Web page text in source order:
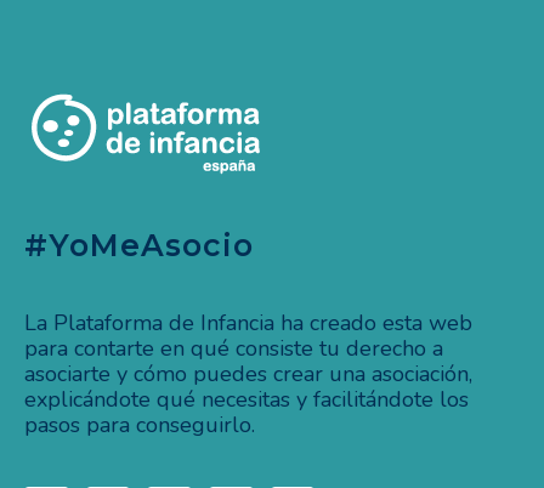
#YoMeAsocio
La Plataforma de Infancia ha creado esta web
para contarte en qué consiste tu derecho a
asociarte y cómo puedes crear una asociación,
explicándote qué necesitas y facilitándote los
pasos para conseguirlo.